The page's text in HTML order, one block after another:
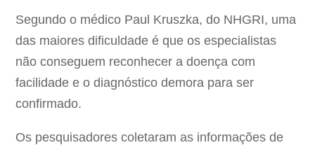
Segundo o médico Paul Kruszka, do NHGRI, uma
das maiores dificuldade é que os especialistas
não conseguem reconhecer a doença com
facilidade e o diagnóstico demora para ser
confirmado.
Os pesquisadores coletaram as informações de